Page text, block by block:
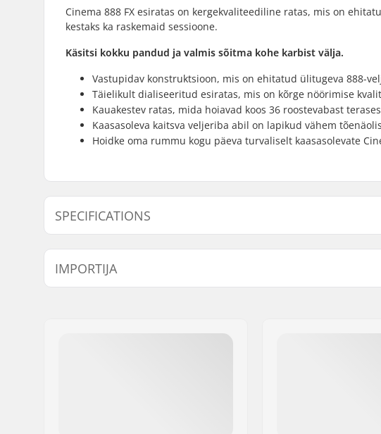
Cinema 888 FX esiratas on kergekvaliteediline ratas, mis on
kestaks ka raskemaid sessioone.
Käsitsi kokku pandud ja valmis sõitma kohe karbist välja.
Vastupidav konstruktsioon, mis on ehitatud ülitugeva 888-
Täielikult dialiseeritud esiratas, mis on kõrge nöörimise
Kauakestev ratas, mida hoiavad koos 36 roostevabast
Kaasasoleva kaitsva veljeriba abil on lapikud vähem
Hoidke oma rummu kogu päeva turvaliselt kaasasolevate
SPECIFICATIONS
BMX distsipliin:
Freestyle BMX
Velje materjal:
BMX ratas:
Front
IMPORTIJA